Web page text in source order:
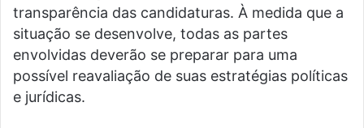
transparência das candidaturas. À medida que a
situação se desenvolve, todas as partes
envolvidas deverão se preparar para uma
possível reavaliação de suas estratégias políticas
e jurídicas.